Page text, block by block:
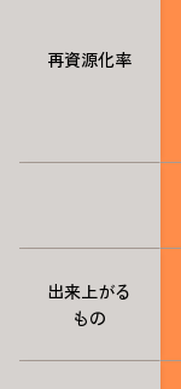
再資源化率
出来上がる
もの